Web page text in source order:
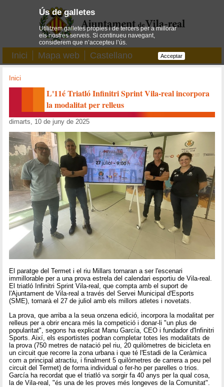
Inici Mapa web Castellano
Inici
L'11é Triatló Infinitri Sprint Vila-real incorpora
la modalitat per relleus
dimarts, 10 de juny de 2025
El paratge del Termet i el riu Millars tornaran a ser l'escenari
immillorable per a una prova estrela del calendari esportiu de Vila-real.
El triatló Infinitri Sprint Vila-real, que compta amb el suport de
l'Ajuntament de Vila-real a través del Servei Municipal d'Esports
(SME), tornarà el 27 de juliol amb els millors atletes i novetats.
La prova, que arriba a la seua onzena edició, incorpora la modalitat per
relleus per a obrir encara més la competició i donar-li "un plus de
popularitat", segons ha explicat Manu García, CEO i fundador d'Infinitri
Sports. Així, els esportistes podran completar totes les modalitats de
la prova (750 metres de natació pel riu, 20 quilòmetres de bicicleta en
un circuit que recorre la zona urbana i que té l'Estadi de la Ceràmica
com a principal atractiu, i finalment 5 quilòmetres de carrera a peu pel
circuit del Termet) de forma individual o fer-ho per parelles o trios.
García ha recordat que el triatló va sorgir fa 40 anys per la qual cosa,
la de Vila-real, "és una de les proves més longeves de la Comunitat".
Ús de galletes
Utilitzem galletes pròpies i de tercers per a millorar
els nostres serveis. Si continueu navegant,
considerem que n’accepteu l’ús.
Acceptar